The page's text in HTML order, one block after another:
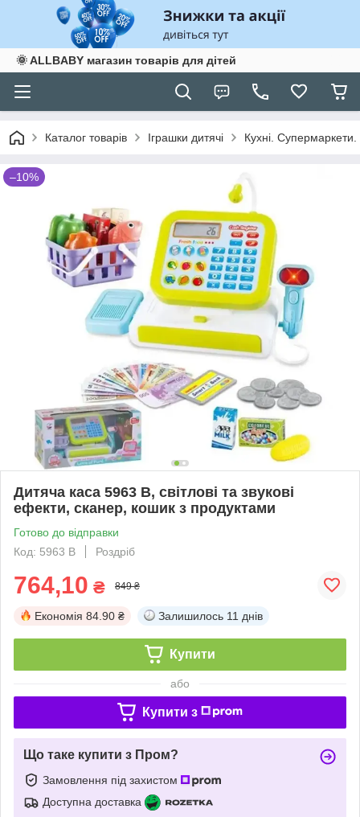
🌞 ALLBABY магазин товарів для дітей
Каталог товарів Іграшки дитячі Кухні. Супермаркети.
–10%
Дитяча каса 5963 В, світлові та звукові
ефекти, сканер, кошик з продуктами
Готово до відправки
Код: 5963 В
Роздріб
764,10 ₴ 849 ₴
Економія 84.90 ₴ Залишилось 11 днів
Купити
або
Купити з
Що таке купити з Пром?
Замовлення під захистом
Доступна доставка